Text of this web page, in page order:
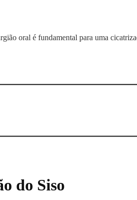
oral é fundamental para uma
do Siso